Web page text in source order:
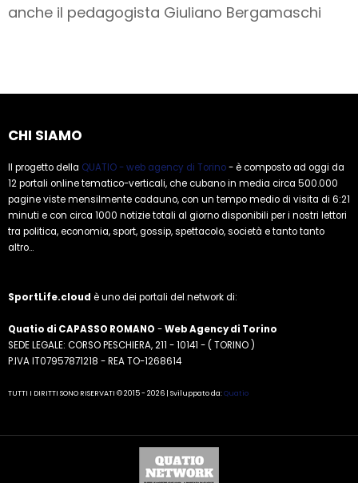
anche il pedagogista Giuliano Bergamaschi
CHI SIAMO
Il progetto della QUATIO - web agency di Torino- è composto ad oggi da
12 portali online tematico-verticali, che cubano in media circa 500.000
pagine viste mensilmente cadauno, con un tempo medio di visita di 6:21
minuti e con circa 1000 notizie totali al giorno disponibili per i nostri lettori
tra politica, economia, sport, gossip, spettacolo, società e tanto tanto
altro...
SportLife.cloud è uno dei portali del network di:
Quatio di CAPASSO ROMANO -Web Agency di Torino
SEDE LEGALE: CORSO PESCHIERA, 211 - 10141 - ( TORINO )
P.IVA IT07957871218 - REA TO-1268614
TUTTI I DIRITTI SONO RISERVATI © 2015 - 2026 | Sviluppato da:Quatio